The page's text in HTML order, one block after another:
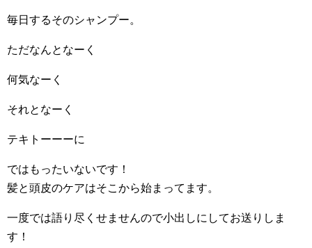
毎日するそのシャンプー。
ただなんとなーく
何気なーく
それとなーく
テキトーーーに
ではもったいないです！
髪と頭皮のケアはそこから始まってます。
一度では語り尽くせませんので小出しにしてお送りしま
す！